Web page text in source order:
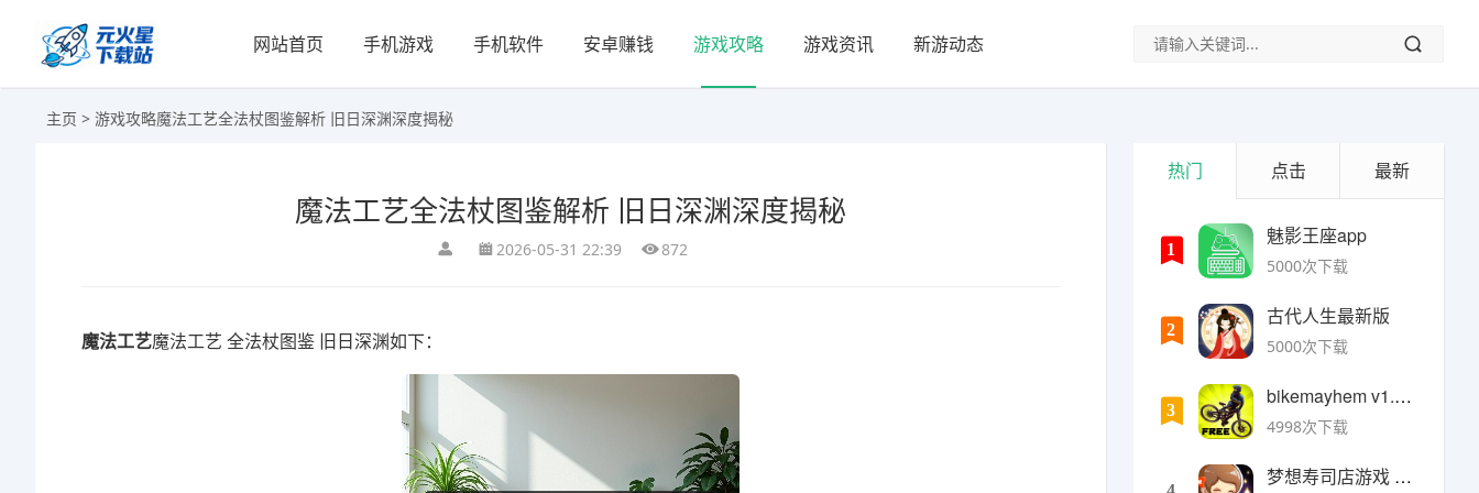
网站首页 手机游戏 手机软件 安卓赚钱 游戏攻略 游戏资讯 新游动态
主页 > 游戏攻略魔法工艺全法杖图鉴解析 旧日深渊深度揭秘
魔法工艺全法杖图鉴解析 旧日深渊深度揭秘
2026-05-31 22:39 872
魔法工艺魔法工艺 全法杖图鉴 旧日深渊如下：
热门 点击 最新
1
魅影王座app
5000次下载
2
古代人生最新版
5000次下载
3
bikemayhem v1.6.2安卓版
4998次下载
梦想寿司店游戏 v4.14.1安卓版